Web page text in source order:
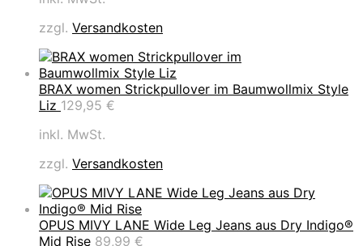
zzgl. Versandkosten
BRAX women Strickpullover im Baumwollmix Style
Liz 129,95 €
inkl. MwSt.
zzgl. Versandkosten
OPUS MIVY LANE Wide Leg Jeans aus Dry Indigo®
Mid Rise 89,99 €